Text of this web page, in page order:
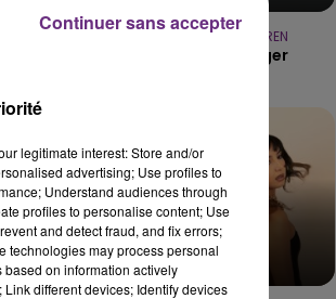
FM
19h15 - 20h00
LA RADIO POP
1 min 58 sec
ALEX WARREN
Passenger
legitimate interest: Store and/or
advertising; Use profiles to
Understand audiences through
profiles to personalise content; Use
and detect fraud, and fix errors;
technologies may process personal
on information actively
different devices; Identify devices
Continuer sans accepter